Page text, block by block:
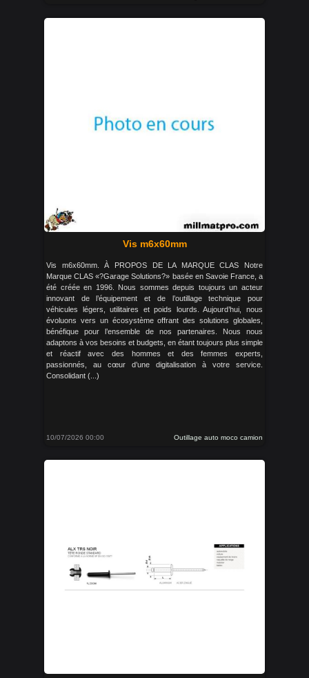
Vis m6x60mm
Vis m6x60mm. À PROPOS DE LA MARQUE CLAS Notre
Marque CLAS «?Garage Solutions?» basée en Savoie France, a
été créée en 1996. Nous sommes depuis toujours un acteur
innovant de l’équipement et de l’outillage technique pour
véhicules légers, utilitaires et poids lourds. Aujourd’hui, nous
évoluons vers un écosystème offrant des solutions globales,
bénéfique pour l’ensemble de nos partenaires. Nous nous
adaptons à vos besoins et budgets, en étant toujours plus simple
et réactif avec des hommes et des femmes experts,
passionnés, au cœur d’une digitalisation à votre service.
Consolidant (...)
10/07/2026 00:00 Outillage auto moco camion